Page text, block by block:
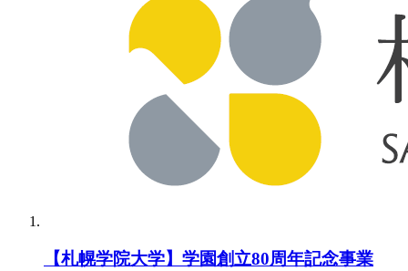
【札幌学院大学】学園創立80周年記念事業